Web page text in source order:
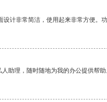
设计非常简洁，使用起来非常方便。
助理，随时随地为我的办公提供帮助